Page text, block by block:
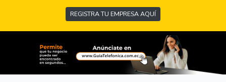
REGISTRA TU EMPRESA AQUÍ